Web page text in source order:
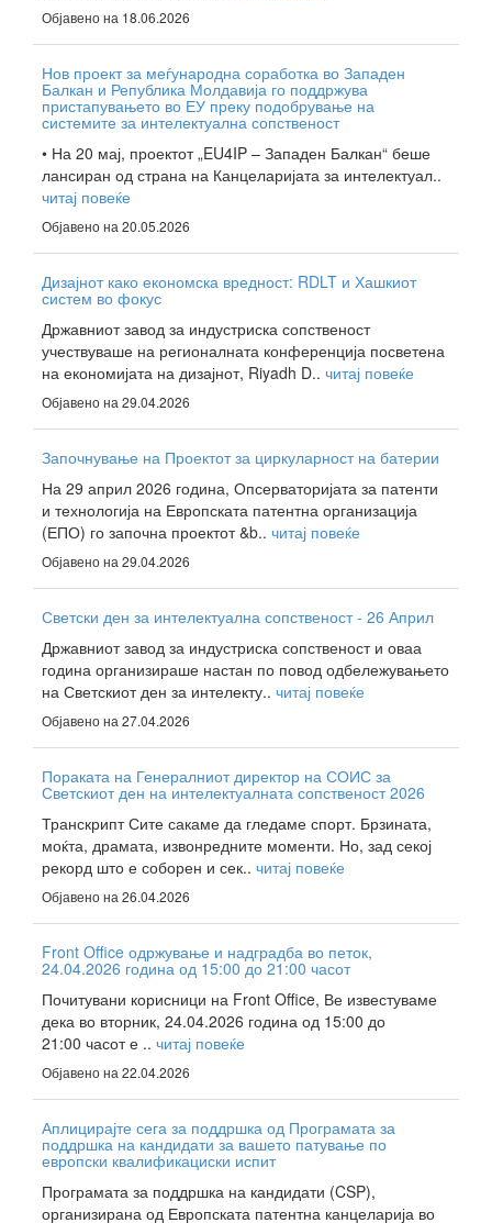
Објавено на 18.06.2026
Нов проект за меѓународна соработка во Западен
Балкан и Република Молдавија го поддржува
пристапувањето во ЕУ преку подобрување на
системите за интелектуална сопственост
• На 20 мај, проектот „EU4IP – Западен Балкан“ беше
лансиран од страна на Канцеларијата за интелектуал..
читај повеќе
Објавено на 20.05.2026
Дизајнот како економска вредност: RDLT и Хашкиот
систем во фокус
Државниот завод за индустриска сопственост
учествуваше на регионалната конференција посветена
на економијата на дизајнот, Riyadh D.. читај повеќе
Објавено на 29.04.2026
Започнување на Проектот за циркуларност на батерии
На 29 април 2026 година, Опсерваторијата за патенти
и технологија на Европската патентна организација
(ЕПО) го започна проектот &b.. читај повеќе
Објавено на 29.04.2026
Светски ден за интелектуална сопственост - 26 Април
Државниот завод за индустриска сопственост и оваа
година организираше настан по повод одбележувањето
на Светскиот ден за интелекту.. читај повеќе
Објавено на 27.04.2026
Пораката на Генералниот директор на СОИС за
Светскиот ден на интелектуалната сопственост 2026
Транскрипт Сите сакаме да гледаме спорт. Брзината,
моќта, драмата, извонредните моменти. Но, зад секој
рекорд што е соборен и сек.. читај повеќе
Објавено на 26.04.2026
Front Office одржување и надградба во петок,
24.04.2026 година од 15:00 до 21:00 часот
Почитувани корисници на Front Office, Ве известуваме
дека во вторник, 24.04.2026 година од 15:00 до
21:00 часот е .. читај повеќе
Објавено на 22.04.2026
Аплицирајте сега за поддршка од Програмата за
поддршка на кандидати за вашето патување по
европски квалификациски испит
Програмата за поддршка на кандидати (CSP),
организирана од Европската патентна канцеларија во